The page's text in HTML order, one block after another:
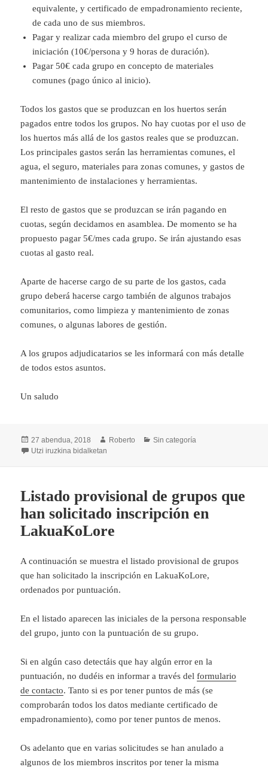
equivalente, y certificado de empadronamiento reciente,
de cada uno de sus miembros.
Pagar y realizar cada miembro del grupo el curso de
iniciación (10€/persona y 9 horas de duración).
Pagar 50€ cada grupo en concepto de materiales
comunes (pago único al inicio).
Todos los gastos que se produzcan en los huertos serán
pagados entre todos los grupos. No hay cuotas por el uso de
los huertos más allá de los gastos reales que se produzcan.
Los principales gastos serán las herramientas comunes, el
agua, el seguro, materiales para zonas comunes, y gastos de
mantenimiento de instalaciones y herramientas.
El resto de gastos que se produzcan se irán pagando en
cuotas, según decidamos en asamblea. De momento se ha
propuesto pagar 5€/mes cada grupo. Se irán ajustando esas
cuotas al gasto real.
Aparte de hacerse cargo de su parte de los gastos, cada
grupo deberá hacerse cargo también de algunos trabajos
comunitarios, como limpieza y mantenimiento de zonas
comunes, o algunas labores de gestión.
A los grupos adjudicatarios se les informará con más detalle
de todos estos asuntos.
Un saludo
Argitaratze-
data
27 abendua, 2018 Egilea
Roberto Kategoriak
Sin categoría
Utzi iruzkinaListado puntuaciones definitivas de solicitudes de
bidalketan
Listado provisional de grupos que
han solicitado inscripción en
LakuaKoLore
A continuación se muestra el listado provisional de grupos
que han solicitado la inscripción en LakuaKoLore,
ordenados por puntuación.
En el listado aparecen las iniciales de la persona responsable
del grupo, junto con la puntuación de su grupo.
Si en algún caso detectáis que hay algún error en la
puntuación, no dudéis en informar a través delformulario
de contacto. Tanto si es por tener puntos de más (se
comprobarán todos los datos mediante certificado de
empadronamiento), como por tener puntos de menos.
Os adelanto que en varias solicitudes se han anulado a
algunos de los miembros inscritos por tener la misma